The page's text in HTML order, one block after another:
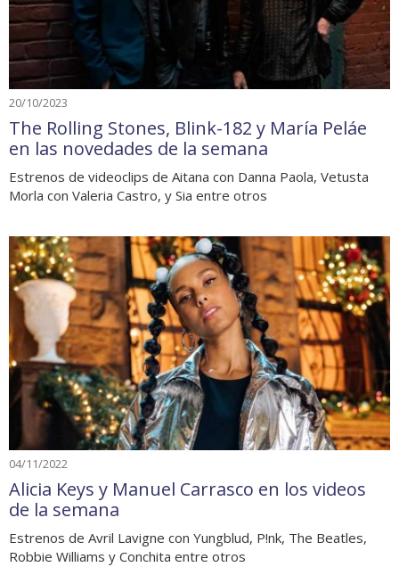
20/10/2023
The Rolling Stones, Blink-182 y María Peláe
en las novedades de la semana
Estrenos de videoclips de Aitana con Danna Paola, Vetusta
Morla con Valeria Castro, y Sia entre otros
04/11/2022
Alicia Keys y Manuel Carrasco en los videos
de la semana
Estrenos de Avril Lavigne con Yungblud, P!nk, The Beatles,
Robbie Williams y Conchita entre otros